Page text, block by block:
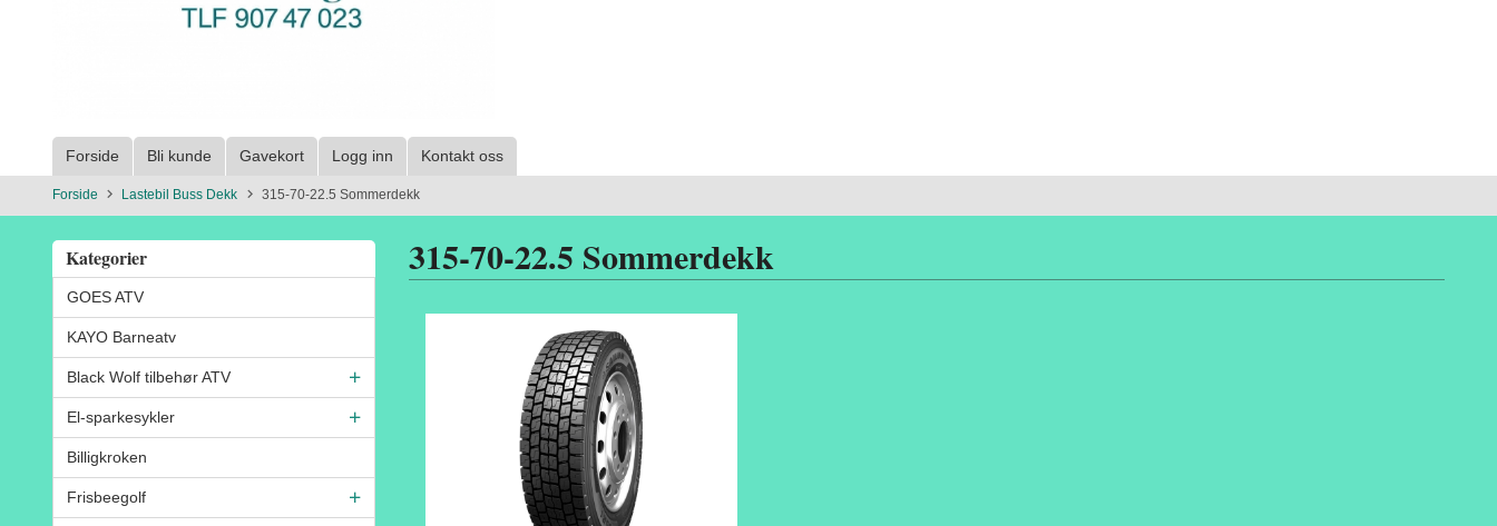
Forside Bli kunde Gavekort Logg inn Kontakt oss
Forside Lastebil Buss Dekk 315-70-22.5 Sommerdekk
Kategorier
GOES ATV
KAYO Barneatv
Black Wolf tilbehør ATV
El-sparkesykler
Billigkroken
Frisbeegolf
315-70-22.5 Sommerdekk